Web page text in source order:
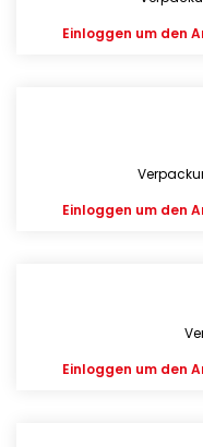
Einloggen um den
Einloggen um den
Einloggen um den